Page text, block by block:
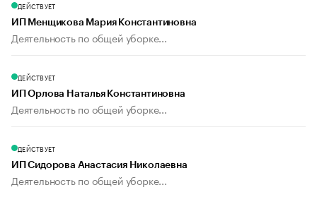
ДЕЙСТВУЕТ
ИП Менщикова Мария Константиновна
Деятельность по общей уборке...
ДЕЙСТВУЕТ
ИП Орлова Наталья Константиновна
Деятельность по общей уборке...
ДЕЙСТВУЕТ
ИП Сидорова Анастасия Николаевна
Деятельность по общей уборке...